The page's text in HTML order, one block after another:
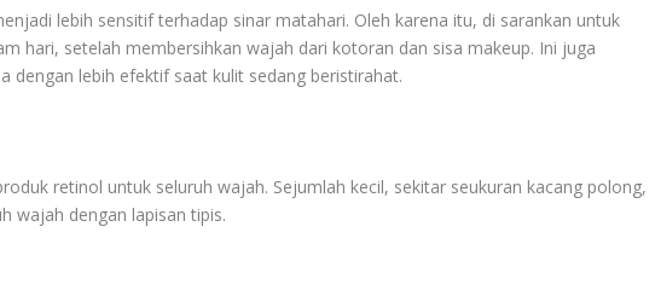
lebih sensitif terhadap sinar matahari. Oleh karena itu, di sarankan untuk
hari, setelah membersihkan wajah dari kotoran dan sisa makeup. Ini juga
dengan lebih efektif saat kulit sedang beristirahat.
retinol untuk seluruh wajah. Sejumlah kecil, sekitar seukuran kacang polong,
wajah dengan lapisan tipis.